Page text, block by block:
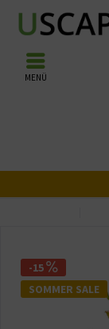
MENÜ
-15
SOMMER SALE